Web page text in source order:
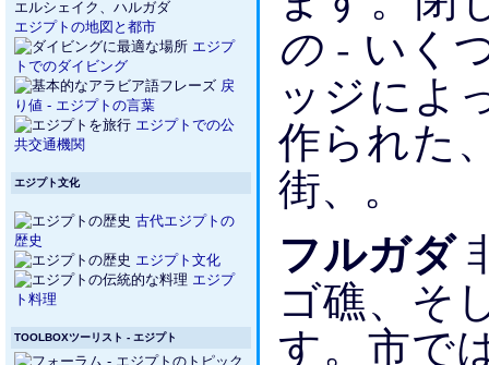
エジプトの地図と都市
エジプ
トでのダイビング
戻
り値 - エジプトの言葉
エジプトでの公
共交通機関
エジプト文化
古代エジプトの
歴史
エジプト文化
エジプ
ト料理
TOOLBOXツーリスト - エジプト
の - いく
ッジによ
作られた
街、。
フルガダ
ゴ礁、そ
す。市で